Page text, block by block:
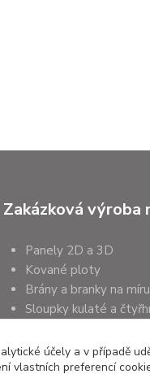
Zakázková výroba
Panely 2D a 3D
Kované ploty
Brány a branky na míru
Sloupky kulaté a
účely a v případě
vlastních preferencí